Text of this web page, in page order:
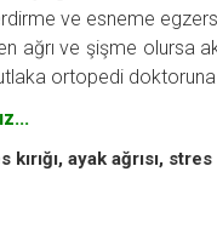
ve esneme
ağrı ve şişme olursa
ortopedi doktoruna
ayak ağrısı, stres